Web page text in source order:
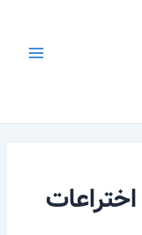
اختراعات